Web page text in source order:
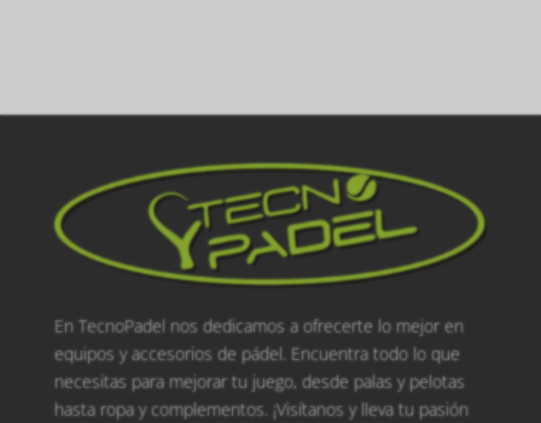
En TecnoPadel nos dedicamos a ofrecerte lo mejor en
equipos y accesorios de pádel. Encuentra todo lo que
necesitas para mejorar tu juego, desde palas y pelotas
hasta ropa y complementos. ¡Visítanos y lleva tu pasión